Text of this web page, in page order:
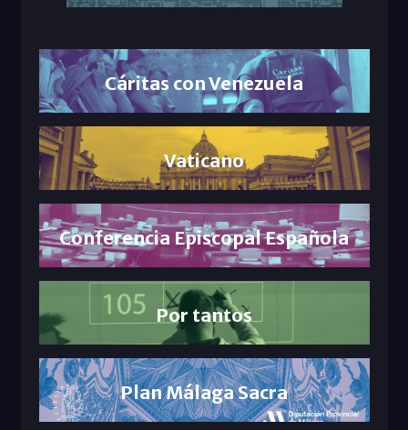
Cáritas con Venezuela
Vaticano
Conferencia Episcopal Española
Por tantos
Plan Málaga Sacra